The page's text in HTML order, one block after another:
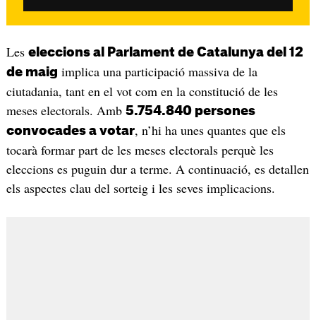
Les eleccions al Parlament de Catalunya del 12
de maig implica una participació massiva de la
ciutadania, tant en el vot com en la constitució de les
meses electorals. Amb 5.754.840 persones
convocades a votar, n’hi ha unes quantes que els
tocarà formar part de les meses electorals perquè les
eleccions es puguin dur a terme. A continuació, es detallen
els aspectes clau del sorteig i les seves implicacions.